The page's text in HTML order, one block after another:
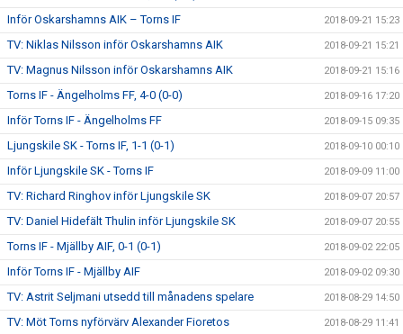
Inför Oskarshamns AIK – Torns IF 2018-09-21 15:23
TV: Niklas Nilsson inför Oskarshamns AIK 2018-09-21 15:21
TV: Magnus Nilsson inför Oskarshamns AIK 2018-09-21 15:16
Torns IF - Ängelholms FF, 4-0 (0-0) 2018-09-16 17:20
Inför Torns IF - Ängelholms FF 2018-09-15 09:35
Ljungskile SK - Torns IF, 1-1 (0-1) 2018-09-10 00:10
Inför Ljungskile SK - Torns IF 2018-09-09 11:00
TV: Richard Ringhov inför Ljungskile SK 2018-09-07 20:57
TV: Daniel Hidefält Thulin inför Ljungskile SK 2018-09-07 20:55
Torns IF - Mjällby AIF, 0-1 (0-1) 2018-09-02 22:05
Inför Torns IF - Mjällby AIF 2018-09-02 09:30
TV: Astrit Seljmani utsedd till månadens spelare 2018-08-29 14:50
TV: Möt Torns nyförvärv Alexander Fioretos 2018-08-29 11:41